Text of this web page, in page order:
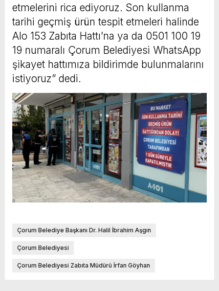
etmelerini rica ediyoruz. Son kullanma
tarihi geçmiş ürün tespit etmeleri halinde
Alo 153 Zabıta Hattı’na ya da 0501 100 19
19 numaralı Çorum Belediyesi WhatsApp
şikayet hattımıza bildirimde bulunmalarını
istiyoruz” dedi.
Çorum Belediye Başkanı Dr. Halil İbrahim Aşgın
Çorum Belediyesi
Çorum Belediyesi Zabıta Müdürü İrfan Göyhan